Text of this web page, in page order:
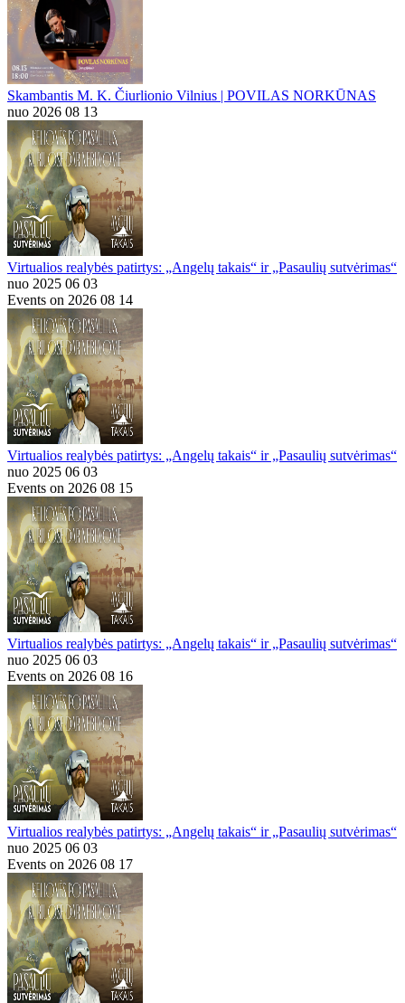
Skambantis M. K. Čiurlionio Vilnius | POVILAS NORKŪNAS
nuo 2026 08 13
Virtualios realybės patirtys: „Angelų takais“ ir „Pasaulių sutvėrimas“
nuo 2025 06 03
Events on 2026 08 14
Virtualios realybės patirtys: „Angelų takais“ ir „Pasaulių sutvėrimas“
nuo 2025 06 03
Events on 2026 08 15
Virtualios realybės patirtys: „Angelų takais“ ir „Pasaulių sutvėrimas“
nuo 2025 06 03
Events on 2026 08 16
Virtualios realybės patirtys: „Angelų takais“ ir „Pasaulių sutvėrimas“
nuo 2025 06 03
Events on 2026 08 17